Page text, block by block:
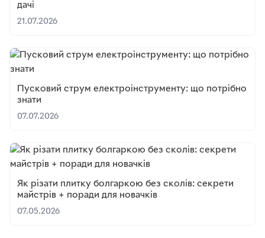
дачі
21.07.2026
Пусковий струм електроінструменту: що потрібно
знати
07.07.2026
Як різати плитку болгаркою без сколів: секрети
майстрів + поради для новачків
07.05.2026